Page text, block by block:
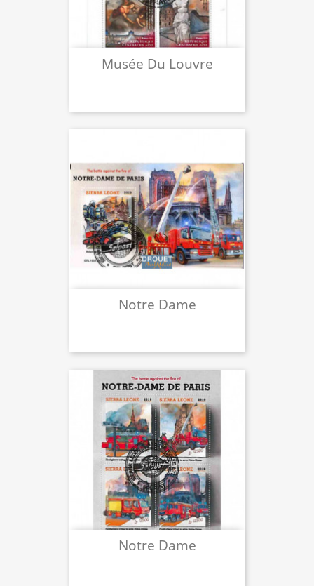
Musée Du Louvre
Notre Dame
Notre Dame